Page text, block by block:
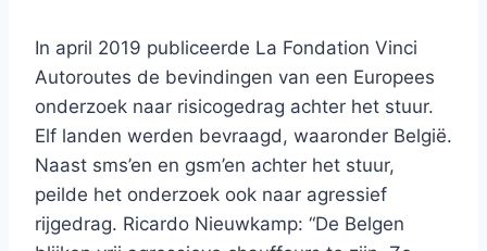
In april 2019 publiceerde La Fondation Vinci
Autoroutes de bevindingen van een Europees
onderzoek naar risicogedrag achter het stuur.
Elf landen werden bevraagd, waaronder België.
Naast sms’en en gsm’en achter het stuur,
peilde het onderzoek ook naar agressief
rijgedrag. Ricardo Nieuwkamp: “De Belgen